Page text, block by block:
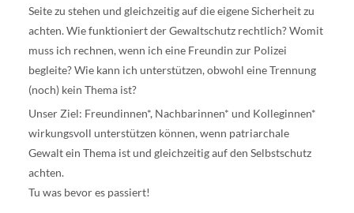
Seite zu stehen und gleichzeitig auf die eigene Sicherheit zu
achten. Wie funktioniert der Gewaltschutz rechtlich? Womit
muss ich rechnen, wenn ich eine Freundin zur Polizei
begleite? Wie kann ich unterstützen, obwohl eine Trennung
(noch) kein Thema ist?
Unser Ziel: Freundinnen*, Nachbarinnen* und Kolleginnen*
wirkungsvoll unterstützen können, wenn patriarchale
Gewalt ein Thema ist und gleichzeitig auf den Selbstschutz
achten.
Tu was bevor es passiert!